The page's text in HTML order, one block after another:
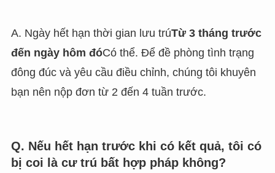
A. Ngày hết hạn thời gian lưu trúTừ 3 tháng trước
đến ngày hôm đóCó thể. Để đề phòng tình trạng
đông đúc và yêu cầu điều chỉnh, chúng tôi khuyên
bạn nên nộp đơn từ 2 đến 4 tuần trước.
Q. Nếu hết hạn trước khi có kết quả, tôi có
bị coi là cư trú bất hợp pháp không?